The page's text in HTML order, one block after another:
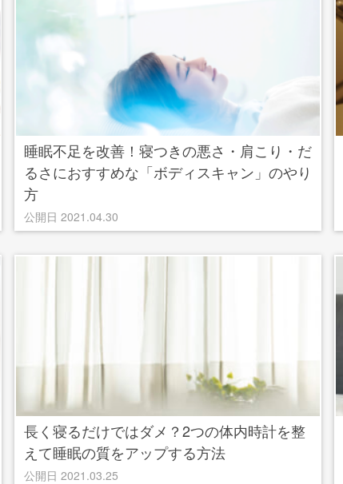
睡眠不足を改善！寝つきの悪さ・肩こり・だ
るさにおすすめな「ボディスキャン」のやり
方
公開日 2021.04.30
長く寝るだけではダメ？2つの体内時計を整
えて睡眠の質をアップする方法
公開日 2021.03.25